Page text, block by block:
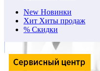
New Новинки
Хит Хиты продаж
% Скидки